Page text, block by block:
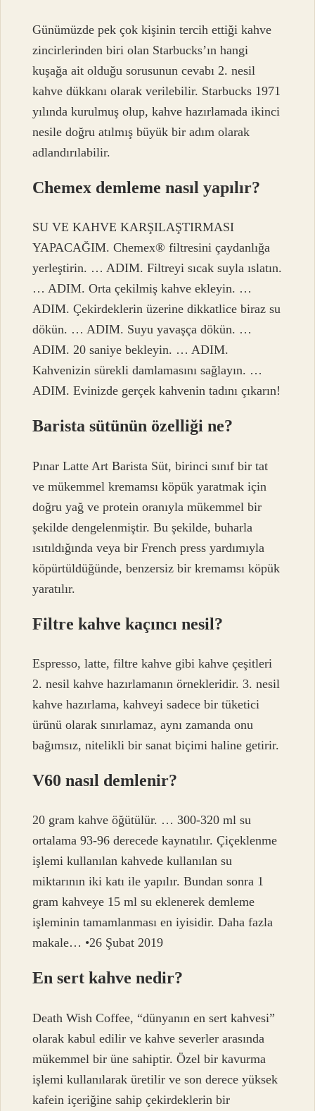
Günümüzde pek çok kişinin tercih ettiği kahve
zincirlerinden biri olan Starbucks’ın hangi
kuşağa ait olduğu sorusunun cevabı 2. nesil
kahve dükkanı olarak verilebilir. Starbucks 1971
yılında kurulmuş olup, kahve hazırlamada ikinci
nesile doğru atılmış büyük bir adım olarak
adlandırılabilir.
Chemex demleme nasıl yapılır?
SU VE KAHVE KARŞILAŞTIRMASI
YAPACAĞIM. Chemex® filtresini çaydanlığa
yerleştirin. … ADIM. Filtreyi sıcak suyla ıslatın.
… ADIM. Orta çekilmiş kahve ekleyin. …
ADIM. Çekirdeklerin üzerine dikkatlice biraz su
dökün. … ADIM. Suyu yavaşça dökün. …
ADIM. 20 saniye bekleyin. … ADIM.
Kahvenizin sürekli damlamasını sağlayın. …
ADIM. Evinizde gerçek kahvenin tadını çıkarın!
Barista sütünün özelliği ne?
Pınar Latte Art Barista Süt, birinci sınıf bir tat
ve mükemmel kremamsı köpük yaratmak için
doğru yağ ve protein oranıyla mükemmel bir
şekilde dengelenmiştir. Bu şekilde, buharla
ısıtıldığında veya bir French press yardımıyla
köpürtüldüğünde, benzersiz bir kremamsı köpük
yaratılır.
Filtre kahve kaçıncı nesil?
Espresso, latte, filtre kahve gibi kahve çeşitleri
2. nesil kahve hazırlamanın örnekleridir. 3. nesil
kahve hazırlama, kahveyi sadece bir tüketici
ürünü olarak sınırlamaz, aynı zamanda onu
bağımsız, nitelikli bir sanat biçimi haline getirir.
V60 nasıl demlenir?
20 gram kahve öğütülür. … 300-320 ml su
ortalama 93-96 derecede kaynatılır. Çiçeklenme
işlemi kullanılan kahvede kullanılan su
miktarının iki katı ile yapılır. Bundan sonra 1
gram kahveye 15 ml su eklenerek demleme
işleminin tamamlanması en iyisidir. Daha fazla
makale… •26 Şubat 2019
En sert kahve nedir?
Death Wish Coffee, “dünyanın en sert kahvesi”
olarak kabul edilir ve kahve severler arasında
mükemmel bir üne sahiptir. Özel bir kavurma
işlemi kullanılarak üretilir ve son derece yüksek
kafein içeriğine sahip çekirdeklerin bir